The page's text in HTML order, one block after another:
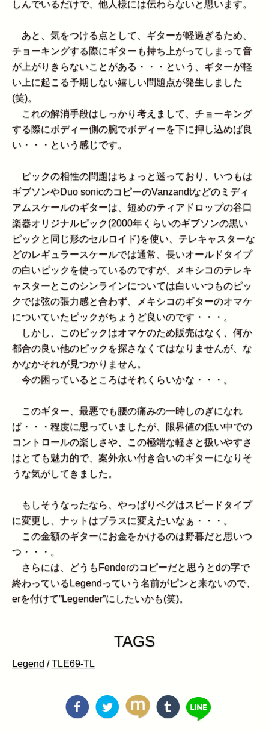
しんでいるだけで、他人様には伝わらないと思います。
あと、気をつける点として、ギターが軽過ぎるため、
チョーキングする際にギターも持ち上がってしまって音
が上がりきらないことがある・・・という、ギターが軽
い上に起こる予期しない嬉しい問題点が発生しました
(笑)。
これの解消手段はしっかり考えまして、チョーキング
する際にボディー側の腕でボディーを下に押し込めば良
い・・・という感じです。
ピックの相性の問題はちょっと迷っており、いつもは
ギブソンやDuo sonicのコピーのVanzandtなどのミディ
アムスケールのギターは、短めのティアドロップの谷口
楽器オリジナルピック(2000年くらいのギブソンの黒い
ピックと同じ形のセルロイド)を使い、テレキャスターな
どのレギュラースケールでは通常、長いオールドタイプ
の白いピックを使っているのですが、メキシコのテレキ
ャスターとこのシンラインについては白いいつものピッ
クでは弦の張力感と合わず、メキシコのギターのオマケ
についていたピックがちょうど良いのです・・・。
しかし、このピックはオマケのため販売はなく、何か
都合の良い他のピックを探さなくてはなりませんが、な
かなかそれが見つかりません。
今の困っているところはそれくらいかな・・・。
このギター、最悪でも腰の痛みの一時しのぎになれ
ば・・・程度に思っていましたが、限界値の低い中での
コントロールの楽しさや、この極端な軽さと扱いやすさ
はとても魅力的で、案外永い付き合いのギターになりそ
うな気がしてきました。
もしそうなったなら、やっぱりペグはスピードタイプ
に変更し、ナットはブラスに変えたいなぁ・・・。
この金額のギターにお金をかけるのは野暮だと思いつ
つ・・・。
さらには、どうもFenderのコピーだと思うとdの字で
終わっているLegendっていう名前がピンと来ないので、
erを付けて”Legender”にしたいかも(笑)。
TAGS
Legend /TLE69-TL